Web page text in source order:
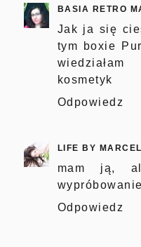
BASIA RETRO
Jak ja się
tym boxie
kosmetyk
Odpowiedz
LIFE BY
mam ją,
wypróbowanie
Odpowiedz